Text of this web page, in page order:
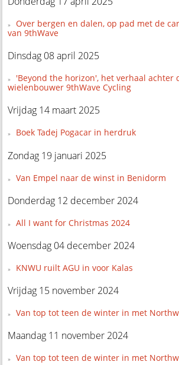
Over bergen en dalen, op pad met de
van 9thWave
Dinsdag 08 april 2025
'Beyond the horizon', het verhaal achter
wielenbouwer 9thWave Cycling
Vrijdag 14 maart 2025
Boek Tadej Pogacar in herdruk
Zondag 19 januari 2025
Van Empel naar de winst in Benidorm
Donderdag 12 december 2024
All I want for Christmas 2024
Woensdag 04 december 2024
KNWU ruilt AGU in voor Kalas
Vrijdag 15 november 2024
Van top tot teen de winter in met
Maandag 11 november 2024
Van top tot teen de winter in met